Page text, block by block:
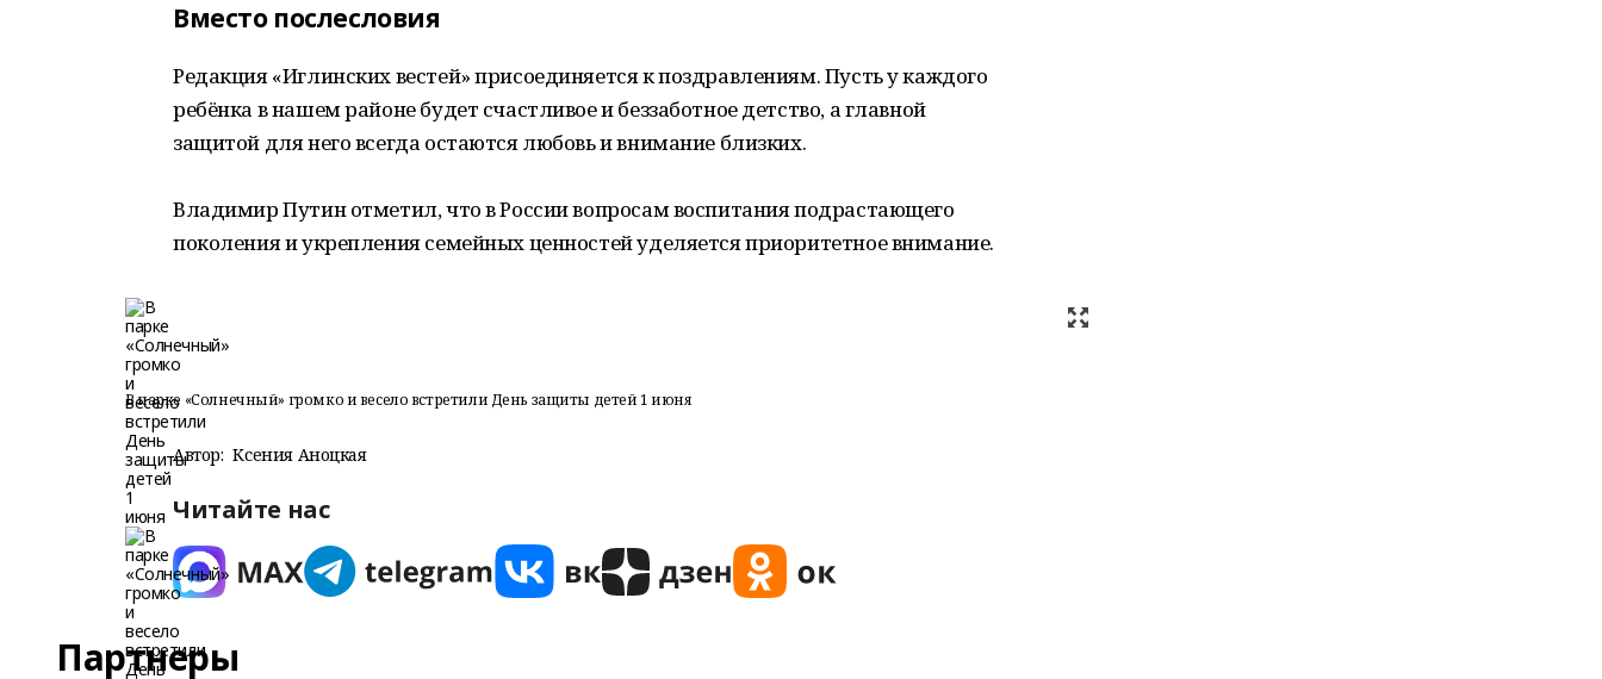
Вместо послесловия
Редакция «Иглинских вестей» присоединяется к поздравлениям. Пусть у каждого
ребёнка в нашем районе будет счастливое и беззаботное детство, а главной
защитой для него всегда остаются любовь и внимание близких.
Владимир Путин отметил, что в России вопросам воспитания подрастающего
поколения и укрепления семейных ценностей уделяется приоритетное внимание.
В парке «Солнечный» громко и весело встретили День защиты детей 1 июня
Автор: Ксения Аноцкая
Читайте нас
Партнеры